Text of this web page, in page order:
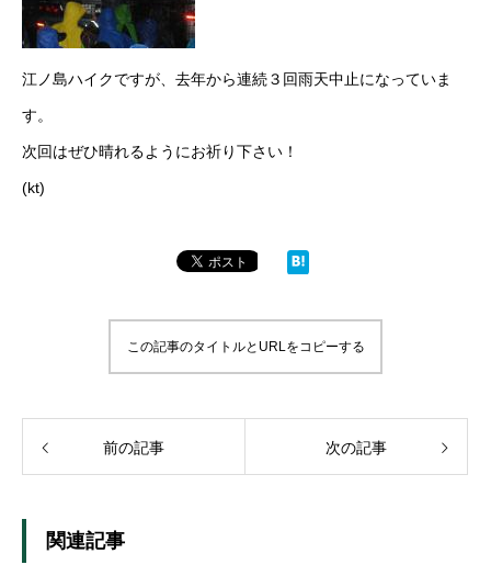
江ノ島ハイクですが、去年から連続３回雨天中止になっていま
す。
次回はぜひ晴れるようにお祈り下さい！
(kt)
この記事のタイトルとURLをコピーする
前の記事 次の記事
関連記事